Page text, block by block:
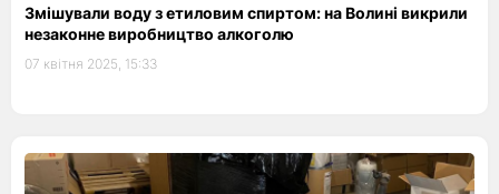
Змішували воду з етиловим спиртом: на Волині викрили
незаконне виробництво алкоголю
07 квітня 2025, 15:33